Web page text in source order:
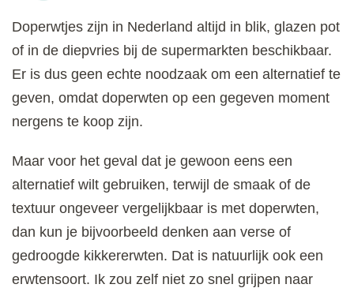
Doperwtjes zijn in Nederland altijd in blik, glazen pot
of in de diepvries bij de supermarkten beschikbaar.
Er is dus geen echte noodzaak om een alternatief te
geven, omdat doperwten op een gegeven moment
nergens te koop zijn.
Maar voor het geval dat je gewoon eens een
alternatief wilt gebruiken, terwijl de smaak of de
textuur ongeveer vergelijkbaar is met doperwten,
dan kun je bijvoorbeeld denken aan verse of
gedroogde kikkererwten. Dat is natuurlijk ook een
erwtensoort. Ik zou zelf niet zo snel grijpen naar